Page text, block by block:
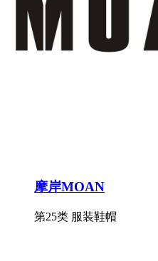
摩岸MOAN
第25类 服装鞋帽